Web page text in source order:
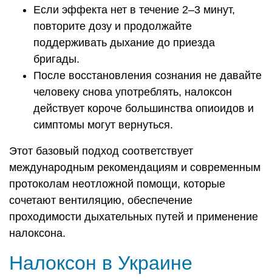
Если эффекта нет в течение 2–3 минут,
повторите дозу и продолжайте
поддерживать дыхание до приезда
бригады.
После восстановления сознания не давайте
человеку снова употреблять, налоксон
действует короче большинства опиоидов и
симптомы могут вернуться.
Этот базовый подход соответствует
международным рекомендациям и современным
протоколам неотложной помощи, которые
сочетают вентиляцию, обеспечение
проходимости дыхательных путей и применение
налоксона.
Налоксон в Украине